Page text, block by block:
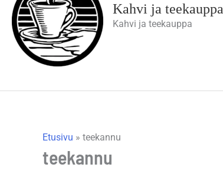
Kahvi ja teekauppa
Kahvi ja teekauppa
Etusivu » teekannu
teekannu